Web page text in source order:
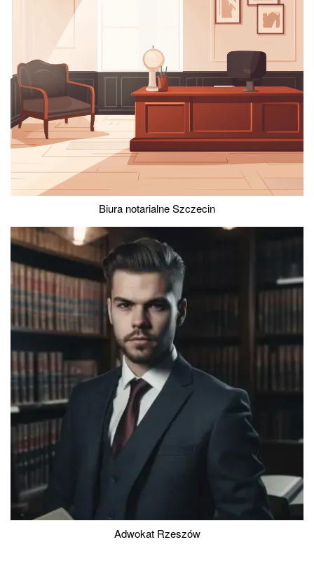
Biura notarialne Szczecin
Adwokat Rzeszów